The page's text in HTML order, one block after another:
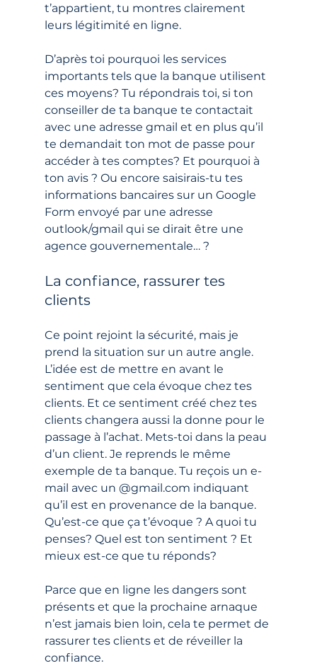
t’appartient, tu montres clairement
leurs légitimité en ligne.
D’après toi pourquoi les services
importants tels que la banque utilisent
ces moyens? Tu répondrais toi, si ton
conseiller de ta banque te contactait
avec une adresse gmail et en plus qu’il
te demandait ton mot de passe pour
accéder à tes comptes? Et pourquoi à
ton avis ? Ou encore saisirais-tu tes
informations bancaires sur un Google
Form envoyé par une adresse
outlook/gmail qui se dirait être une
agence gouvernementale… ?
La confiance, rassurer tes
clients
Ce point rejoint la sécurité, mais je
prend la situation sur un autre angle.
L’idée est de mettre en avant le
sentiment que cela évoque chez tes
clients. Et ce sentiment créé chez tes
clients changera aussi la donne pour le
passage à l’achat. Mets-toi dans la peau
d’un client. Je reprends le même
exemple de ta banque. Tu reçois un e-
mail avec un @gmail.com indiquant
qu’il est en provenance de la banque.
Qu’est-ce que ça t’évoque ? A quoi tu
penses? Quel est ton sentiment ? Et
mieux est-ce que tu réponds?
Parce que en ligne les dangers sont
présents et que la prochaine arnaque
n’est jamais bien loin, cela te permet de
rassurer tes clients et de réveiller la
confiance.